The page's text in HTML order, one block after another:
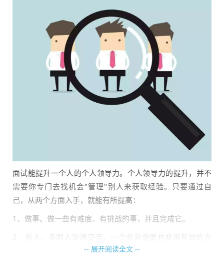
面试能提升一个人的个人领导力。个人领导力的提升，并不
需要你专门去找机会"管理"别人来获取经验。只要通过自
己，从两个方面入手，就能有所提高：
1、做事。做一些有难度、有挑战的事，并且完成它。
2、看人。多跟人沟通交流，一个非常重要也非常有效的方
-- 展开阅读全文 --